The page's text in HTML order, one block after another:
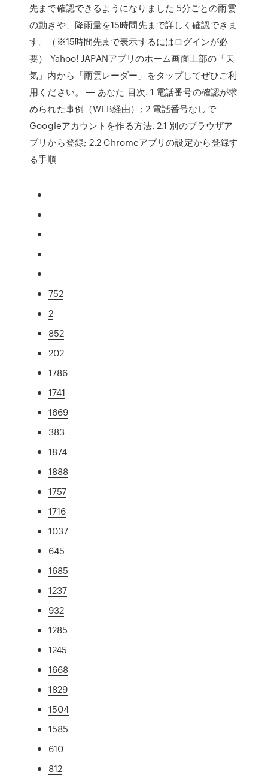
先まで確認できるようになりました 5分ごとの雨雲
の動きや、降雨量を15時間先まで詳しく確認できま
す。（※15時間先まで表示するにはログインが必
要） Yahoo! JAPANアプリのホーム画面上部の「天
気」内から「雨雲レーダー」をタップしてぜひご利
用ください。 ― あなた 目次. 1 電話番号の確認が求
められた事例（WEB経由）; 2 電話番号なしで
Googleアカウントを作る方法. 2.1 別のブラウザア
プリから登録; 2.2 Chromeアプリの設定から登録す
る手順
752
2
852
202
1786
1741
1669
383
1874
1888
1757
1716
1037
645
1685
1237
932
1285
1245
1668
1829
1504
1585
610
812